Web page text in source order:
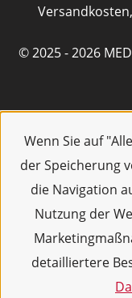
Wenn Sie auf
der Speicherung
die Navigation
Nutzung der
detailliertere
© 2025 - 2026